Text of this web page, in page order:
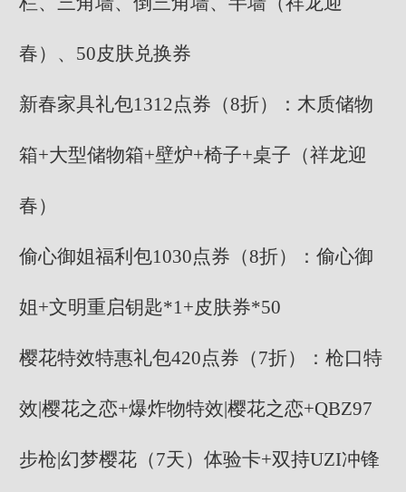
春）、50皮肤兑换券
新春家具礼包1312点券（8折）：木质储物
箱+大型储物箱+壁炉+椅子+桌子（祥龙迎
春）
偷心御姐福利包1030点券（8折）：偷心御
姐+文明重启钥匙*1+皮肤券*50
樱花特效特惠礼包420点券（7折）：枪口特
效|樱花之恋+爆炸物特效|樱花之恋+QBZ97
步枪|幻梦樱花（7天）体验卡+双持UZI冲锋